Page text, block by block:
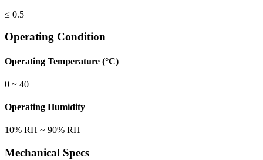
≤ 0.5
Operating Condition
Operating Temperature (°C)
0 ~ 40
Operating Humidity
10% RH ~ 90% RH
Mechanical Specs